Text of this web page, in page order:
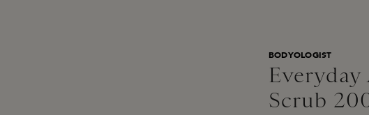
BODYOLOGIST
Scrub